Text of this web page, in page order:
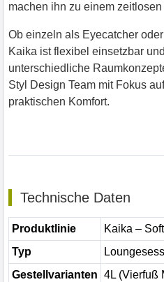
machen ihn zu einem zeitlosen
Ob einzeln als Eyecatcher
Kaika ist flexibel einsetzbar
unterschiedliche
Styl Design Team mit Fokus
praktischen Komfort.
Technische Daten
Produktlinie
Kaika –
Typ
Gestellvarianten
4L (Vierfuß